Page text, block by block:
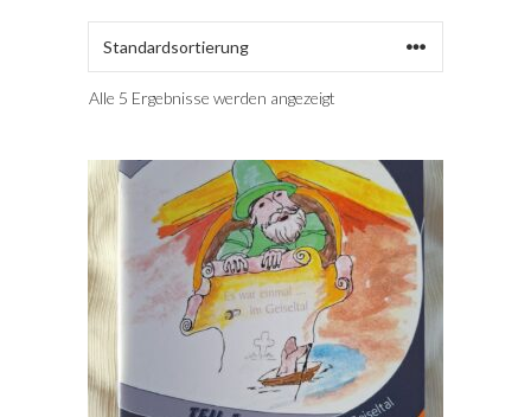
Alle 5 Ergebnisse werden angezeigt